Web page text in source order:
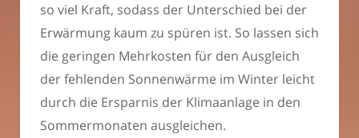
so viel Kraft, sodass der Unterschied bei der
Erwärmung kaum zu spüren ist. So lassen sich
die geringen Mehrkosten für den Ausgleich
der fehlenden Sonnenwärme im Winter leicht
durch die Ersparnis der Klimaanlage in den
Sommermonaten ausgleichen.